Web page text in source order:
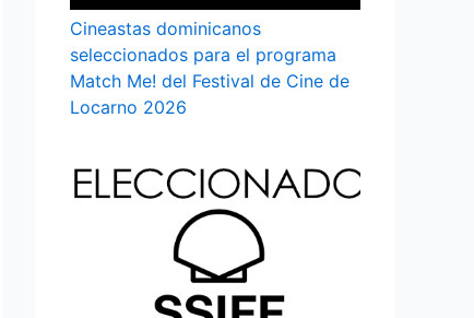
Cineastas dominicanos
seleccionados para el programa
Match Me! del Festival de Cine de
Locarno 2026